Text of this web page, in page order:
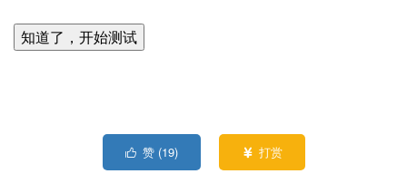
知道了，开始测试
 赞 (19)  打赏